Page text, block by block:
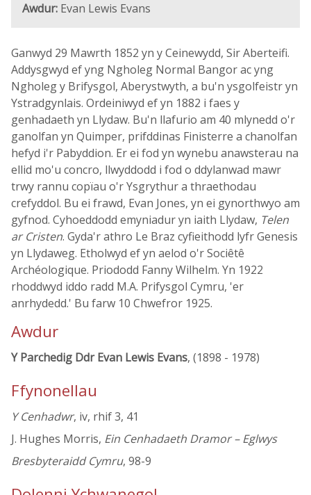
Awdur: Evan Lewis Evans
Ganwyd 29 Mawrth 1852 yn y Ceinewydd, Sir Aberteifi.
Addysgwyd ef yng Ngholeg Normal Bangor ac yng
Ngholeg y Brifysgol, Aberystwyth, a bu'n ysgolfeistr yn
Ystradgynlais. Ordeiniwyd ef yn 1882 i faes y
genhadaeth yn Llydaw. Bu'n llafurio am 40 mlynedd o'r
ganolfan yn Quimper, prifddinas Finisterre a chanolfan
hefyd i'r Pabyddion. Er ei fod yn wynebu anawsterau na
ellid mo'u concro, llwyddodd i fod o ddylanwad mawr
trwy rannu copïau o'r Ysgrythur a thraethodau
crefyddol. Bu ei frawd, Evan Jones, yn ei gynorthwyo am
gyfnod. Cyhoeddodd emyniadur yn iaith Llydaw, Telen
ar Cristen. Gyda'r athro Le Braz cyfieithodd lyfr Genesis
yn Llydaweg. Etholwyd ef yn aelod o'r Sociêtê
Archéologique. Priododd Fanny Wilhelm. Yn 1922
rhoddwyd iddo radd M.A. Prifysgol Cymru, 'er
anrhydedd.' Bu farw 10 Chwefror 1925.
Awdur
Y Parchedig Ddr Evan Lewis Evans, (1898 - 1978)
Ffynonellau
Y Cenhadwr, iv, rhif 3, 41
J. Hughes Morris, Ein Cenhadaeth Dramor – Eglwys
Bresbyteraidd Cymru, 98-9